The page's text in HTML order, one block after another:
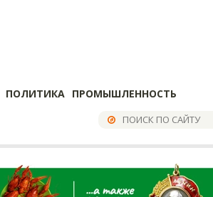
ПОЛИТИКА ПРОМЫШЛЕННОСТЬ